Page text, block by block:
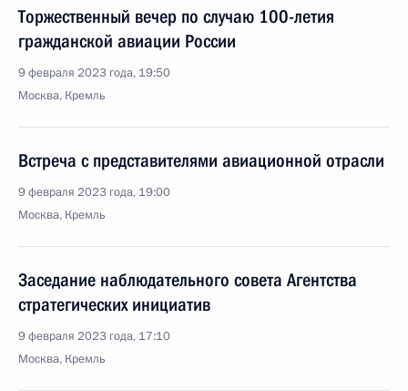
Торжественный вечер по случаю 100-летия
гражданской авиации России
9 февраля 2023 года, 19:50
Москва, Кремль
Встреча с представителями авиационной отрасли
9 февраля 2023 года, 19:00
Москва, Кремль
Заседание наблюдательного совета Агентства
стратегических инициатив
9 февраля 2023 года, 17:10
Москва, Кремль